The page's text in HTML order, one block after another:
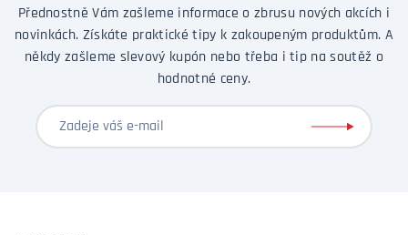
Přednostně Vám zašleme informace o zbrusu nových akcích i
novinkách. Získáte praktické tipy k zakoupeným produktům. A
někdy zašleme slevový kupón nebo třeba i tip na soutěž o
hodnotné ceny.